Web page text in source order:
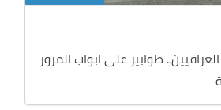
طوابير على ابواب المرور